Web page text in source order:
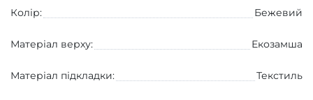
Колір: Бежевий
Матеріал верху: Екозамша
Матеріал підкладки: Текстиль